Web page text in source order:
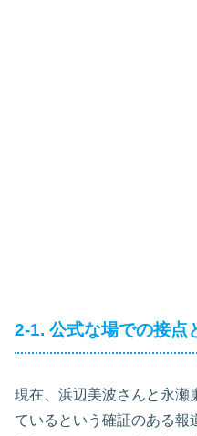
2-1. 公式な場での接点
現在、浜辺美波さんと永瀬
ているという確証のある報